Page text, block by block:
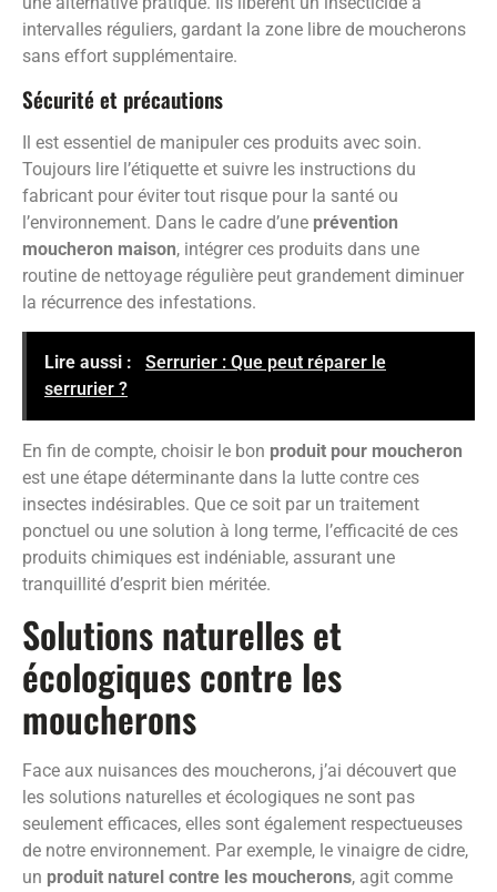
intervalles réguliers, gardant la zone libre de moucherons
sans effort supplémentaire.
Sécurité et précautions
Il est essentiel de manipuler ces produits avec soin.
Toujours lire l’étiquette et suivre les instructions du
fabricant pour éviter tout risque pour la santé ou
l’environnement. Dans le cadre d’une prévention
moucheron maison, intégrer ces produits dans une
routine de nettoyage régulière peut grandement diminuer
la récurrence des infestations.
Lire aussi :
Serrurier : Que peut réparer le
serrurier ?
En fin de compte, choisir le bon produit pour moucheron
est une étape déterminante dans la lutte contre ces
insectes indésirables. Que ce soit par un traitement
ponctuel ou une solution à long terme, l’efficacité de ces
produits chimiques est indéniable, assurant une
tranquillité d’esprit bien méritée.
Solutions naturelles et
écologiques contre les
moucherons
Face aux nuisances des moucherons, j’ai découvert que
les solutions naturelles et écologiques ne sont pas
seulement efficaces, elles sont également respectueuses
de notre environnement. Par exemple, le vinaigre de cidre,
un produit naturel contre les moucherons, agit comme